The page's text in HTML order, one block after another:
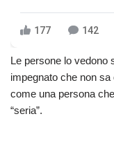
177 142
Le persone lo vedono
impegnato che non sa
come una persona
“seria”.